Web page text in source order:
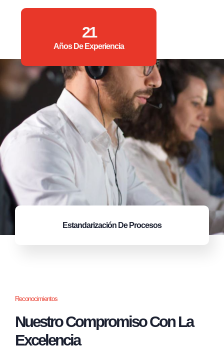
21
Años De Experiencia
Estandarización De Procesos
Reconocimientos
Nuestro Compromiso Con La
Excelencia